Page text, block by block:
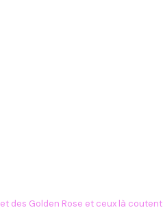
des Golden Rose et ceux là coutent